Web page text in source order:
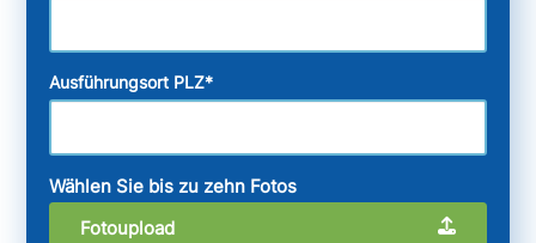
Ausführungsort PLZ*
Wählen Sie bis zu zehn Fotos
Fotoupload